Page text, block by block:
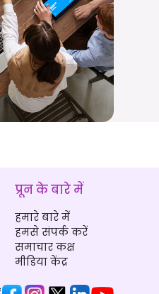
प्रून के बारे में
हमारे बारे में
हमसे संपर्क करें
समाचार कक्ष
मीडिया केंद्र